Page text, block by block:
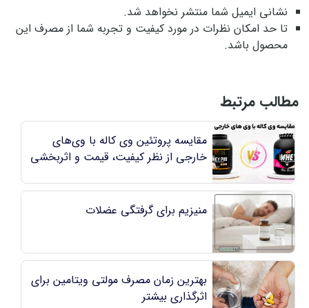
نشانی ایمیل شما منتشر نخواهد شد.
تا حد امکان نظرات در مورد کیفیت و تجربه شما از مصرف این
محصول باشد.
مطالب مرتبط
مقایسه پروتئین وی کاله با وی‌های
خارجی از نظر کیفیت، قیمت و اثربخشی
منیزیم برای گرفتگی عضلات
بهترین زمان مصرف مولتی ویتامین برای
اثرگذاری بیشتر